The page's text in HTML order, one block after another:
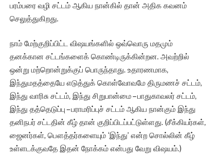
பரம்பரை வழி சட்டம் ஆகிய நான்கில் தான் அதிக கவனம்
செலுத்துகிறது.
நாம் மேற்குறிப்பிட்ட விஷயங்களில் ஒவ்வொரு மதமும்
தனக்கான சட்டங்களைக் கொண்டிருக்கின்றன. அவற்றில்
ஒன்று மற்றொன்றுக்குப் பொருந்தாது. உதாரணமாக,
இந்துமதத்தையே எடுத்துக் கொள்வோவமே திருமணச் சட்டம்,
இந்து வாரிசு சட்டம், இந்து சிறுபான்மை – பாதுகாவலர் சட்டம்,
இந்து தத்தெடுப்பு – பராமரிப்புச் சட்டம் ஆகிய நான்கும் இந்து
தனிநபர் சட்டதின் கீழ் தான் குறிப்பிடப்பட்டுள்ளது. (சீக்கியர்கள்,
ஜைனர்கள், பௌத்தர்களையும் ‘இந்து’ என்ற சொல்லின் கீழ்
உள்ளடக்குவதே இதன் நோக்கம் என்பது வேறு விஷயம்.)